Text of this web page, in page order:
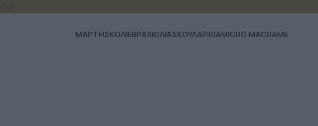
ΜΆΡΤΗΣΚΟΛΙΕΒΡΑΧΙΟΛΙΑΣΚΟΥΛΑΡΙΚΙΑMICRO MACRAME